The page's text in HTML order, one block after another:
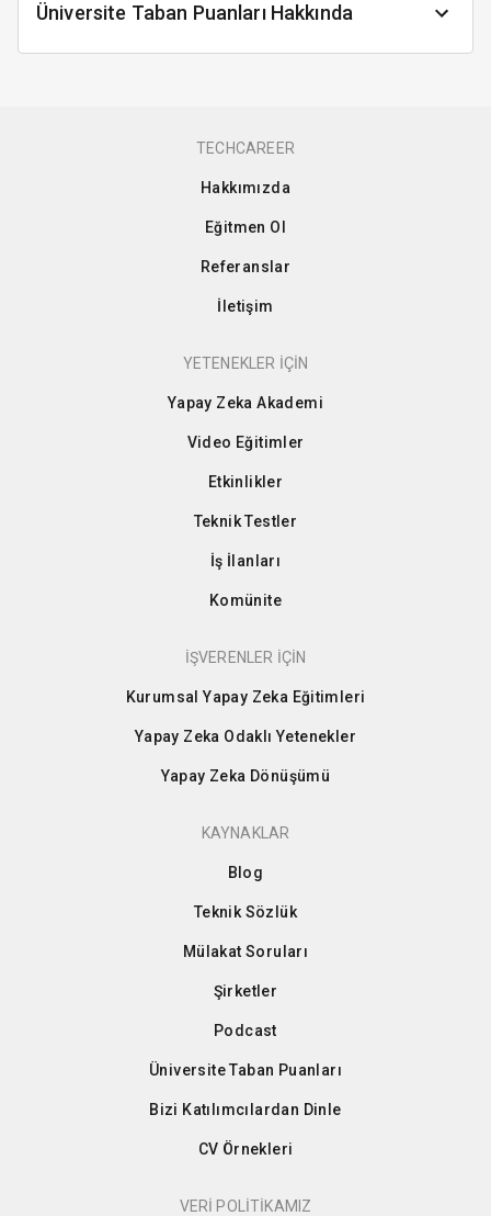
Üniversite Taban Puanları Hakkında
TECHCAREER
Hakkımızda
Eğitmen Ol
Referanslar
İletişim
YETENEKLER İÇİN
Yapay Zeka Akademi
Video Eğitimler
Etkinlikler
Teknik Testler
İş İlanları
Komünite
İŞVERENLER İÇİN
Kurumsal Yapay Zeka Eğitimleri
Yapay Zeka Odaklı Yetenekler
Yapay Zeka Dönüşümü
KAYNAKLAR
Blog
Teknik Sözlük
Mülakat Soruları
Şirketler
Podcast
Üniversite Taban Puanları
Bizi Katılımcılardan Dinle
CV Örnekleri
VERİ POLİTİKAMIZ